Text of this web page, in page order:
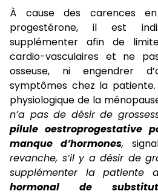
À cause des carences
progestérone, il est
supplémenter afin de
cardio-vasculaires et ne
osseuse, ni engendrer
symptômes chez la patiente.
physiologique de la
n’a pas de désir de
pilule oestroprogestative
manque d’hormones,
revanche, s’il y a désir de
supplémenter la patiente
hormonal de